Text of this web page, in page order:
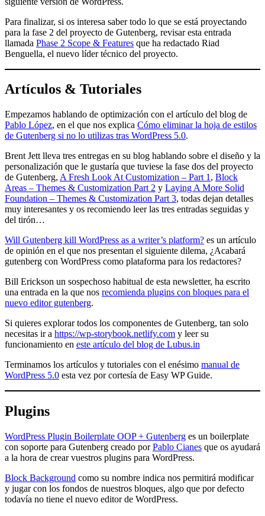
Para finalizar, si os interesa saber todo lo que se está proyectando
para la fase 2 del proyecto de Gutenberg, revisar esta entrada
llamada Phase 2 Scope & Features que ha redactado Riad
Benguella, el nuevo líder técnico del proyecto.
Artículos & Tutoriales
Empezamos hablando de optimización con el artículo del blog de
Pablo López, en el que nos explica Cómo eliminar la hoja de estilos
de Gutenberg si no lo utilizas tras WordPress 5.0.
Brent Jett lleva tres entregas en su blog hablando sobre el diseño y la
personalización que le gustaría que tuviese la fase dos del proyecto
de Gutenberg, A Fresh Look At Customization – Part 1 , Block
Areas – Themes & Customization Part 2 y Laying A More Solid
Foundation – Themes & Customization Part 3, todas dejan detalles
muy interesantes y os recomiendo leer las tres entradas seguidas y
del tirón…
Will Gutenberg kill WordPress as a writer’s platform? es un artículo
de opinión en el que nos presentan el siguiente dilema, ¿Acabará
gutenberg con WordPress como plataforma para los redactores?
Bill Erickson un sospechoso habitual de esta newsletter, ha escrito
una entrada en la que nos recomienda plugins con bloques para el
nuevo editor gutenberg.
Si quieres explorar todos los componentes de Gutenberg, tan solo
necesitas ir a https://wp-storybook.netlify.com y leer su
funcionamiento en este artículo del blog de Lubus.in
Terminamos los artículos y tutoriales con el enésimo manual de
WordPress 5.0 esta vez por cortesía de Easy WP Guide.
Plugins
WordPress Plugin Boilerplate OOP + Gutenberg es un boilerplate
con soporte para Gutenberg creado porPablo Cianes que os ayudará
a la hora de crear vuestros plugins para WordPress.
Block Background como su nombre indica nos permitirá modificar
y jugar con los fondos de nuestros bloques, algo que por defecto
todavía no tiene el nuevo editor de WordPress.